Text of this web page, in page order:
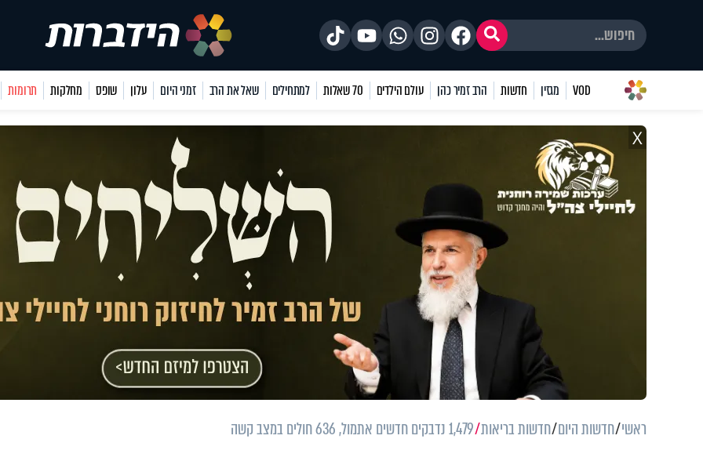
VOD מגזין חדשות הרב זמיר כהן עולם הילדים 70 שאלות למתחילים שאל את הרב זמני היום עלון שופס מחלקות תרומות
X
ראשי חדשות היום חדשות בריאות 1,479 נדבקים חדשים אתמול, 636 חולים במצב קשה